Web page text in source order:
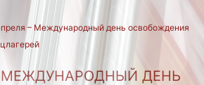
– Международный день освобождения
МЕЖДУНАРОДНЫЙ ДЕНЬ